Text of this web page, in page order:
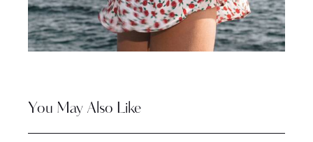
You May Also Like